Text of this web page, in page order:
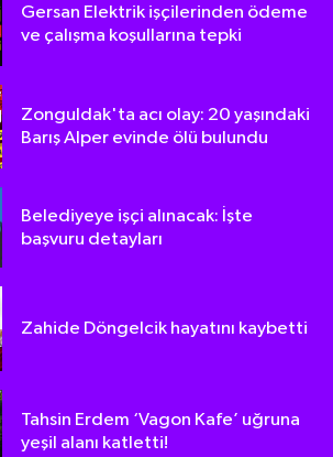
Gersan Elektrik işçilerinden ödeme
ve çalışma koşullarına tepki
Zonguldak'ta acı olay: 20 yaşındaki
Barış Alper evinde ölü bulundu
Belediyeye işçi alınacak: İşte
başvuru detayları
Zahide Döngelcik hayatını kaybetti
Tahsin Erdem ‘Vagon Kafe’ uğruna
yeşil alanı katletti!